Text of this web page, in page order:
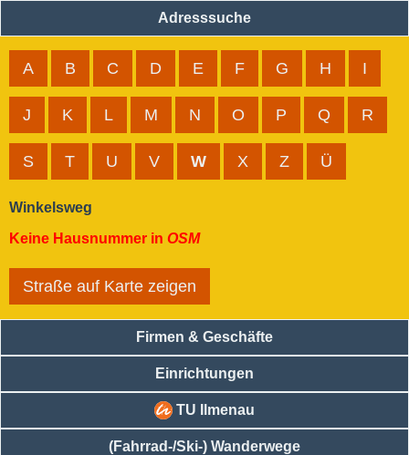
Adresssuche
A B C D E F G H I
J K L M N O P Q R
S T U V W X Z Ü
Winkelsweg
Keine Hausnummer in OSM
Straße auf Karte zeigen
Firmen & Geschäfte
Einrichtungen
TU Ilmenau
(Fahrrad-/Ski-) Wanderwege